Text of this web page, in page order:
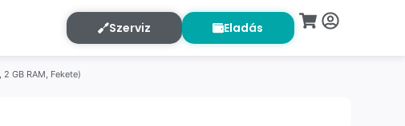
Szerviz Eladás
GB RAM, Fekete)